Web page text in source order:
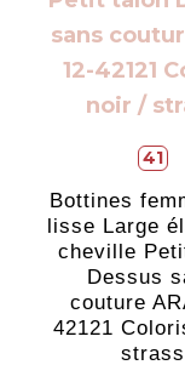
41
Bottines
lisse Large
cheville
Dessus
couture
42121
strass